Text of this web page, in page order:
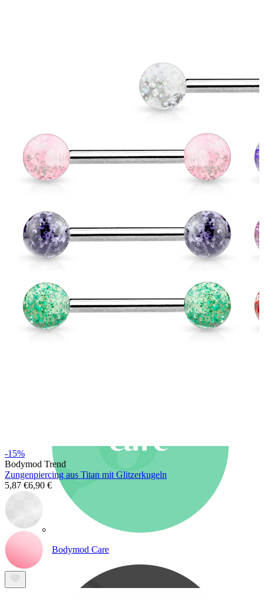
14kt. Goldschmuck
Shoppe Titan
Neuheiten
Kaufe 4, zahle für 3Bodymod Moments kaufen
Brands
Bodymod Care
-15%
Bodymod Trend
Zungenpiercing aus Titan mit Glitzerkugeln
5,87 €6,90 €